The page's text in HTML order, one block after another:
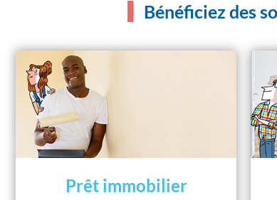
Bénéficiez des
Prêt immobilier